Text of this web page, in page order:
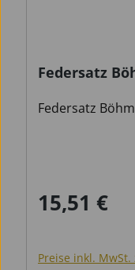
Federsatz
Federsatz
Regulärer Preis:
15,51 €
Preise inkl.